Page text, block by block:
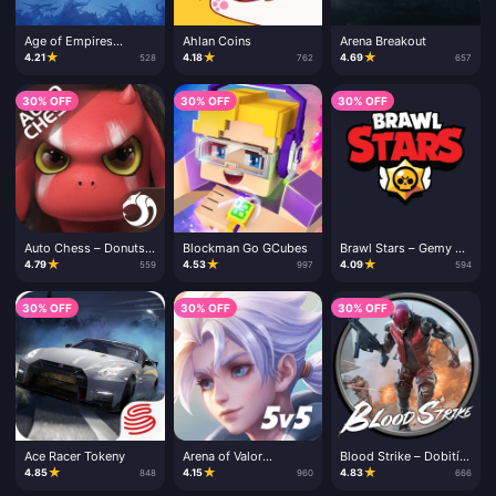
Age of Empires
Mobile Empire Coins
4.21★ 528
Ahlan Coins
4.18★ 762
Arena Breakout
4.69★ 657
30% OFF
Auto Chess – Donuts a
Chess Pass
4.79★ 559
30% OFF
Blockman Go GCubes
4.53★ 997
30% OFF
Brawl Stars – Gemy a
Brawl Pass
4.09★ 594
30% OFF
Ace Racer Tokeny
4.85★ 848
30% OFF
Arena of Valor
Vouchery
4.15★ 960
30% OFF
Blood Strike – Dobití
Goldů a Passů
4.83★ 666